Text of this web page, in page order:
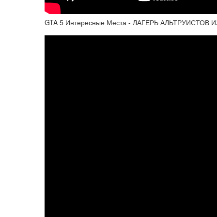
GTA 5 Интересные Места - ЛАГЕРЬ АЛЬТРУИСТОВ